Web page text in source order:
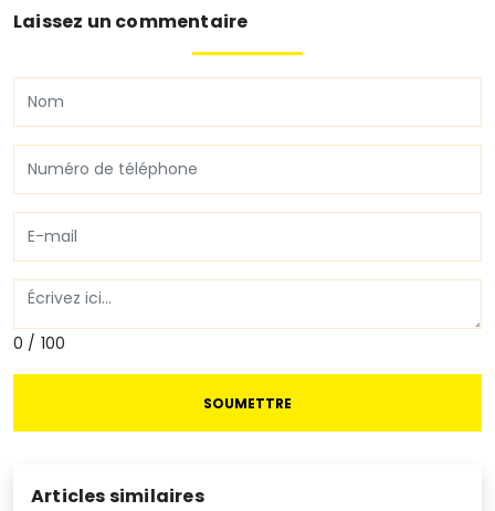
Laissez un commentaire
0 / 100
SOUMETTRE
Articles similaires